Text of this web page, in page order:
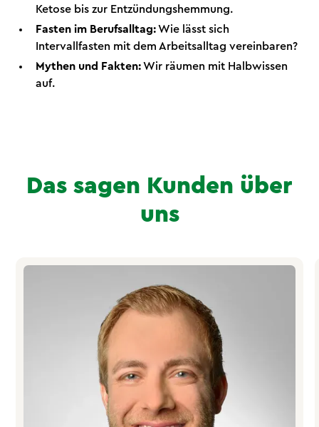
Ketose bis zur Entzündungshemmung.
Fasten im Berufsalltag:Wie lässt sich
Intervallfasten mit dem Arbeitsalltag vereinbaren?
Mythen und Fakten:Wir räumen mit Halbwissen
auf.
Das sagen Kunden über
uns